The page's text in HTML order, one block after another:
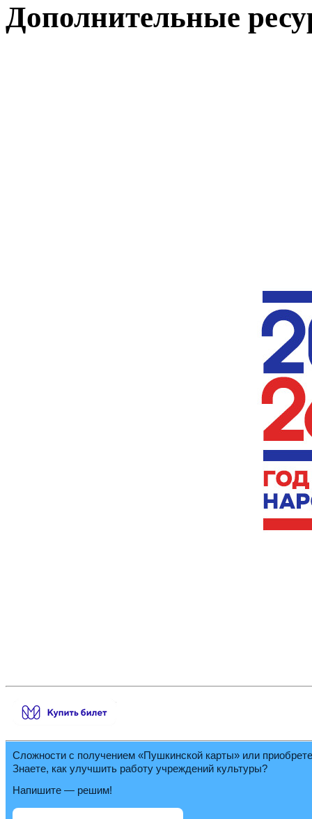
Дополнительные
Сложности с получением «Пушкинской карты» или
Знаете, как улучшить работу учреждений культуры?
Напишите — решим!